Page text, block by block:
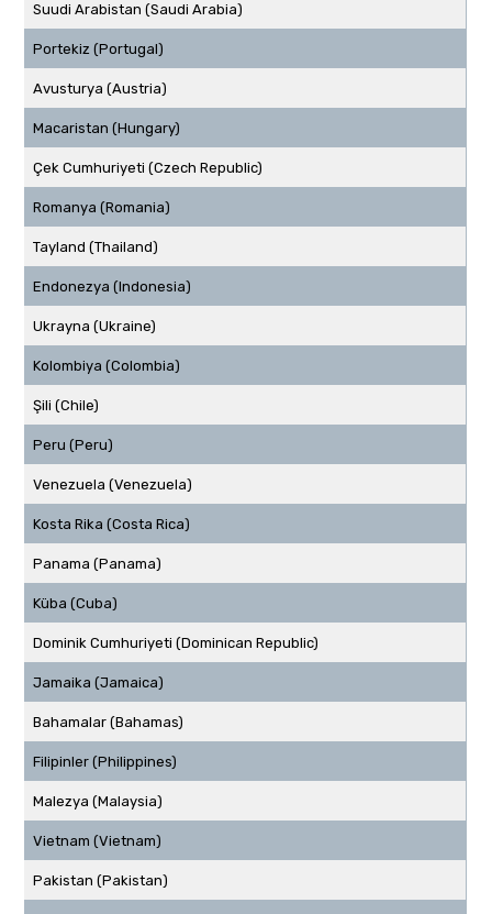
Suudi Arabistan (Saudi Arabia)
Portekiz (Portugal)
Avusturya (Austria)
Macaristan (Hungary)
Çek Cumhuriyeti (Czech Republic)
Romanya (Romania)
Tayland (Thailand)
Endonezya (Indonesia)
Ukrayna (Ukraine)
Kolombiya (Colombia)
Şili (Chile)
Peru (Peru)
Venezuela (Venezuela)
Kosta Rika (Costa Rica)
Panama (Panama)
Küba (Cuba)
Dominik Cumhuriyeti (Dominican Republic)
Jamaika (Jamaica)
Bahamalar (Bahamas)
Filipinler (Philippines)
Malezya (Malaysia)
Vietnam (Vietnam)
Pakistan (Pakistan)